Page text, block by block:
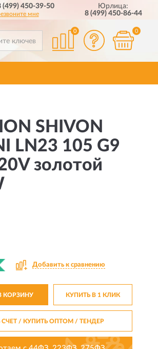
ДОСТАВИМ ПО ВСЕЙ РОССИИ
(499) 450-39-50
мне
Юрлица:
8 (499) 450-86-44
0 0
SHIVON
LN23 105 G9
золотой
Добавить к сравнению
КОРЗИНУ КУПИТЬ В 1 КЛИК
СЧЕТ / КУПИТЬ ОПТОМ/ ТЕНДЕР